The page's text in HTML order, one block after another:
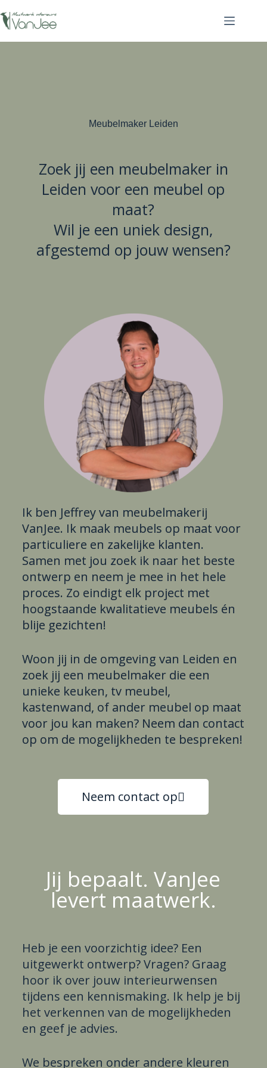
Meubelmaker Leiden
Zoek jij een meubelmaker in
Leiden voor een meubel op
maat?
Wil je een uniek design,
afgestemd op jouw wensen?
Ik ben Jeffrey van meubelmakerij
VanJee. Ik maak meubels op maat voor
particuliere en zakelijke klanten.
Samen met jou zoek ik naar het beste
ontwerp en neem je mee in het hele
proces. Zo eindigt elk project met
hoogstaande kwalitatieve meubels én
blije gezichten!
Woon jij in de omgeving van Leiden en
zoek jij een meubelmaker die een
unieke keuken, tv meubel,
kastenwand, of ander meubel op maat
voor jou kan maken? Neem dan contact
op om de mogelijkheden te bespreken!
Neem contact op
Jij bepaalt. VanJee
levert maatwerk.
Heb je een voorzichtig idee? Een
uitgewerkt ontwerp? Vragen? Graag
hoor ik over jouw interieurwensen
tijdens een kennismaking. Ik help je bij
het verkennen van de mogelijkheden
en geef je advies.
We bespreken onder andere kleuren